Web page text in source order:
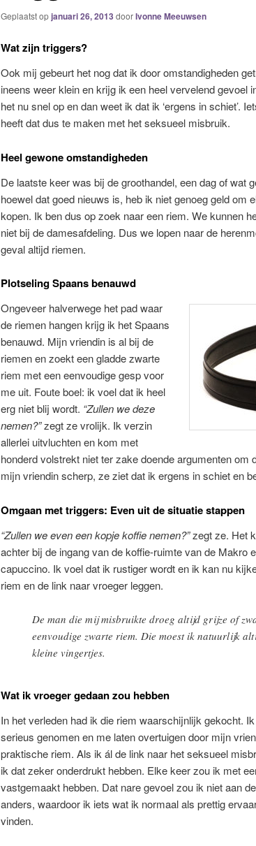
Geplaatst opjanuari 26, 2013 doorIvonne Meeuwsen
Wat zijn triggers?
Ook mij gebeurt het nog dat ik door omstandigheden
ineens weer klein en krijg ik een heel vervelend gevoel
het nu snel op en dan weet ik dat ik ‘ergens in schiet’.
heeft dat dus te maken met het seksueel misbruik.
Heel gewone omstandigheden
De laatste keer was bij de groothandel, een dag of wat
hoewel dat goed nieuws is, heb ik niet genoeg geld om
kopen. Ik ben dus op zoek naar een riem. We kunnen
niet bij de damesafdeling. Dus we lopen naar de
geval altijd riemen.
Plotseling Spaans benauwd
Ongeveer halverwege het pad waar
de riemen hangen krijg ik het Spaans
benauwd. Mijn vriendin is al bij de
riemen en zoekt een gladde zwarte
riem met een eenvoudige gesp voor
me uit. Foute boel: ik voel dat ik heel
erg niet blij wordt. “Zullen we deze
nemen?”zegt ze vrolijk. Ik verzin
allerlei uitvluchten en kom met
honderd volstrekt niet ter zake doende argumenten om
mijn vriendin scherp, ze ziet dat ik ergens in schiet en
Omgaan met triggers: Even uit de situatie stappen
“Zullen we even een kopje koffie nemen?”zegt ze. Het
achter bij de ingang van de koffie-ruimte van de Makro
capuccino. Ik voel dat ik rustiger wordt en ik kan nu
riem en de link naar vroeger leggen.
De man die mij misbruikte droeg altijd grijze of
eenvoudige zwarte riem. Die moest ik natuurlijk
kleine vingertjes.
Wat ik vroeger gedaan zou hebben
In het verleden had ik die riem waarschijnlijk gekocht.
serieus genomen en me laten overtuigen door mijn
praktische riem. Als ik ál de link naar het seksueel
ik dat zeker onderdrukt hebben. Elke keer zou ik met
vastgemaakt hebben. Dat nare gevoel zou ik niet aan
anders, waardoor ik iets wat ik normaal als prettig
vinden.